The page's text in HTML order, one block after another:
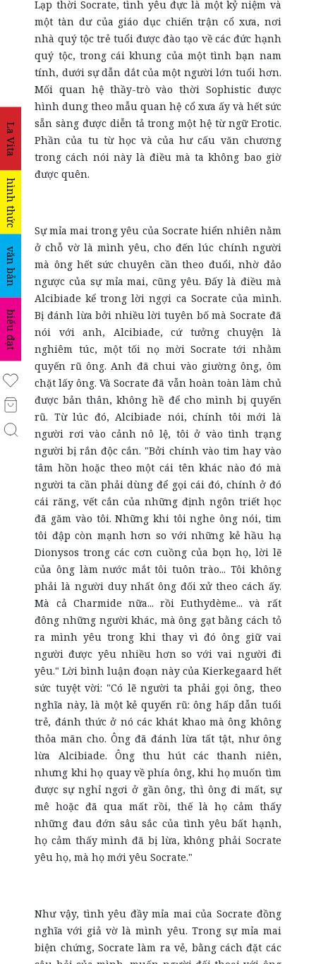
La Vita
hình thức
văn bản
biểu đạt
Lạp thời Socrate, tình yêu đực là một kỷ niệm và
một tàn dư của giáo dục chiến trận cổ xưa, nơi
nhà quý tộc trẻ tuổi được đào tạo về các đức hạnh
quý tộc, trong cái khung của một tình bạn nam
tính, dưới sự dẫn dắt của một người lớn tuổi hơn.
Mối quan hệ thầy-trò vào thời Sophistic được
hình dung theo mẫu quan hệ cổ xưa ấy và hết sức
sẵn sàng được diễn tả trong một hệ từ ngữ Erotic.
Phần của tu từ học và của hư cấu văn chương
trong cách nói này là điều mà ta không bao giờ
được quên.
Sự mỉa mai trong yêu của Socrate hiển nhiên nằm
ở chỗ vờ là mình yêu, cho đến lúc chính người
mà ông hết sức chuyên cần theo đuổi, nhờ đảo
ngược của sự mỉa mai, cũng yêu. Đấy là điều mà
Alcibiade kể trong lời ngợi ca Socrate của mình.
Bị đánh lừa bởi nhiều lời tuyên bố mà Socrate đã
nói với anh, Alcibiade, cứ tưởng chuyện là
nghiêm túc, một tối nọ mời Socrate tới nhằm
quyến rũ ông. Anh đã chui vào giường ông, ôm
chặt lấy ông. Và Socrate đã vẫn hoàn toàn làm chủ
được bản thân, không hề để cho mình bị quyến
rũ. Từ lúc đó, Alcibiade nói, chính tôi mới là
người rơi vào cảnh nô lệ, tôi ở vào tình trạng
người bị rắn độc cắn. "Bởi chính vào tim hay vào
tâm hồn hoặc theo một cái tên khác nào đó mà
người ta cần phải dùng để gọi cái đó, chính ở đó
cái răng, vết cắn của những định ngôn triết học
đã găm vào tôi. Những khi tôi nghe ông nói, tim
tôi đập còn mạnh hơn so với những kẻ hầu hạ
Dionysos trong các cơn cuồng của bọn họ, lời lẽ
của ông làm nước mắt tôi tuôn trào... Tôi không
phải là người duy nhất ông đối xử theo cách ấy.
Mà cả Charmide nữa... rồi Euthydème... và rất
đông những người khác, mà ông gạt bằng cách tỏ
ra mình yêu trong khi thay vì đó ông giữ vai
người được yêu nhiều hơn so với vai người đi
yêu." Lời bình luận đoạn này của Kierkegaard hết
sức tuyệt vời: "Có lẽ người ta phải gọi ông, theo
nghĩa này, là một kẻ quyến rũ: ông hấp dẫn tuổi
trẻ, đánh thức ở nó các khát khao mà ông không
thỏa mãn cho. Ông đã đánh lừa tất tật, như ông
lừa Alcibiade. Ông thu hút các thanh niên,
nhưng khi họ quay về phía ông, khi họ muốn tìm
được sự nghỉ ngơi ở gần ông, thì ông đi mất, sự
mê hoặc đã qua mất rồi, thế là họ cảm thấy
những đau đớn sâu sắc của tình yêu bất hạnh,
họ cảm thấy mình đã bị lừa, không phải Socrate
yêu họ, mà họ mới yêu Socrate."
Như vậy, tình yêu đầy mỉa mai của Socrate đồng
nghĩa với giả vờ là mình yêu. Trong sự mỉa mai
biện chứng, Socrate làm ra vẻ, bằng cách đặt các